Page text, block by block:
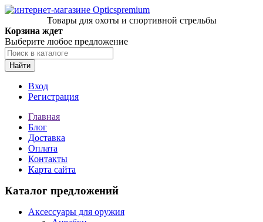
Товары для охоты и спортивной стрельбы
Корзина ждет
Выберите любое предложение
Найти
Вход
Регистрация
Главная
Блог
Доставка
Оплата
Контакты
Карта сайта
Каталог предложений
Аксессуары для оружия